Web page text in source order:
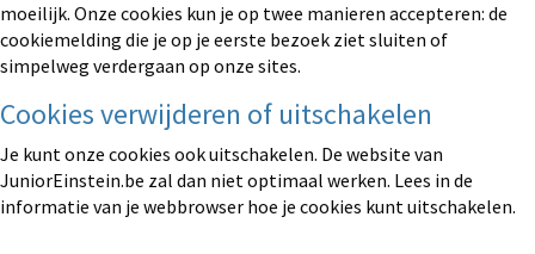
moeilijk. Onze cookies kun je op twee manieren accepteren: de
cookiemelding die je op je eerste bezoek ziet sluiten of
simpelweg verdergaan op onze sites.
Cookies verwijderen of uitschakelen
Je kunt onze cookies ook uitschakelen. De website van
JuniorEinstein.be zal dan niet optimaal werken. Lees in de
informatie van je webbrowser hoe je cookies kunt uitschakelen.